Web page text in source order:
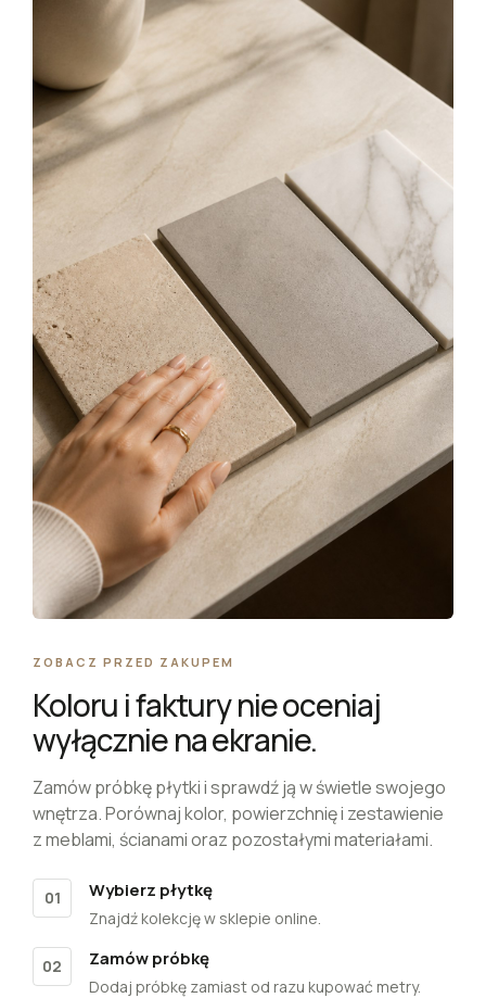
ZOBACZ PRZED ZAKUPEM
Koloru i faktury nie oceniaj
wyłącznie na ekranie.
Zamów próbkę płytki i sprawdź ją w świetle swojego
wnętrza. Porównaj kolor, powierzchnię i zestawienie
z meblami, ścianami oraz pozostałymi materiałami.
01 Wybierz płytkę
Znajdź kolekcję w sklepie online.
02 Zamów próbkę
Dodaj próbkę zamiast od razu kupować metry.